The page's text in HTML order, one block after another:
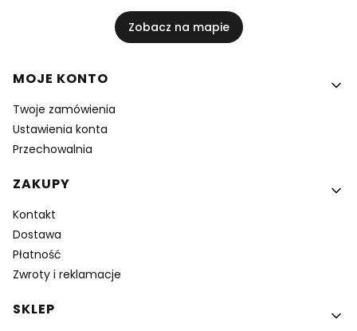
Zobacz na mapie
Linki w stopce
MOJE KONTO
Twoje zamówienia
Ustawienia konta
Przechowalnia
ZAKUPY
Kontakt
Dostawa
Płatność
Zwroty i reklamacje
SKLEP